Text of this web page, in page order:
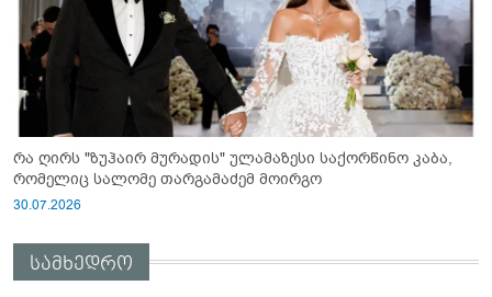
რა ღირს "ზუჰაირ მურადის" ულამაზესი საქორწინო კაბა,
რომელიც სალომე თარგამაძემ მოირგო
30.07.2026
სამხედრო